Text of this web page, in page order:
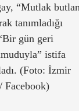
“Mutlak butlan
tanımladığı
gün geri
istifa
(Foto: İzmir
Facebook)